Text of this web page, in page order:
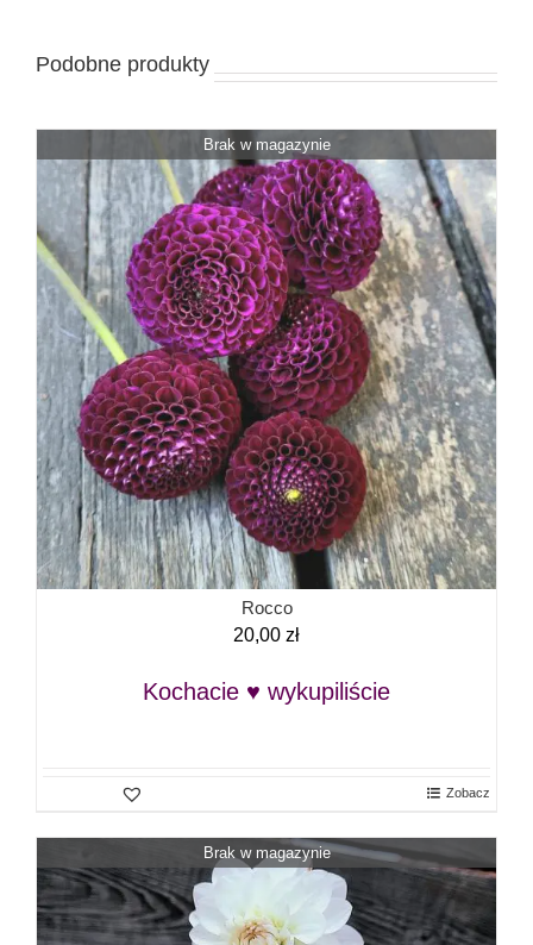
Podobne produkty
Brak w magazynie
Rocco
20,00 zł
Kochacie ♥ wykupiliście
Zobacz
Brak w magazynie